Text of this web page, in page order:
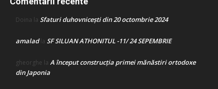
Doina la Sfaturi duhovnicești din 20 octombrie 2024
amaladla SF SILUAN ATHONITUL -11/ 24 SEPEMBRIE
gheorghe la A început construcţia primei mănăstiri ortodoxe
din Japonia